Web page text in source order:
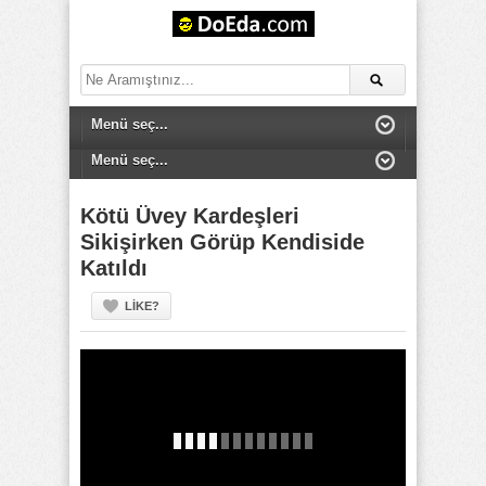
Kötü Üvey Kardeşleri
Sikişirken Görüp Kendiside
Katıldı
LIKE?